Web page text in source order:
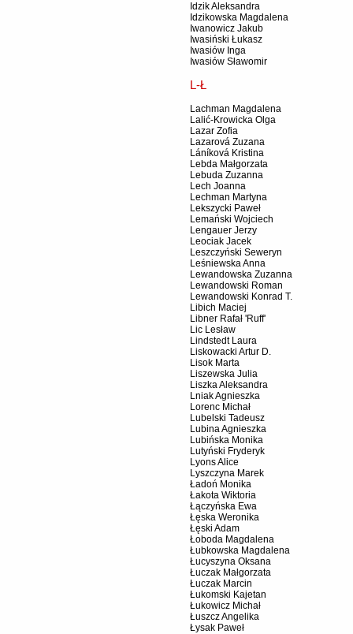
Idzik Aleksandra
Idzikowska Magdalena
Iwanowicz Jakub
Iwasiński Łukasz
Iwasiów Inga
Iwasiów Sławomir
L-Ł
Lachman Magdalena
Lalić-Krowicka Olga
Lazar Zofia
Lazarová Zuzana
Láníková Kristina
Lebda Małgorzata
Lebuda Zuzanna
Lech Joanna
Lechman Martyna
Lekszycki Paweł
Lemański Wojciech
Lengauer Jerzy
Leociak Jacek
Leszczyński Seweryn
Leśniewska Anna
Lewandowska Zuzanna
Lewandowski Roman
Lewandowski Konrad T.
Libich Maciej
Libner Rafał 'Ruff'
Lic Lesław
Lindstedt Laura
Liskowacki Artur D.
Lisok Marta
Liszewska Julia
Liszka Aleksandra
Lniak Agnieszka
Lorenc Michał
Lubelski Tadeusz
Lubina Agnieszka
Lubińska Monika
Lutyński Fryderyk
Lyons Alice
Lyszczyna Marek
Ładoń Monika
Łakota Wiktoria
Łączyńska Ewa
Łęska Weronika
Łęski Adam
Łoboda Magdalena
Łubkowska Magdalena
Łucyszyna Oksana
Łuczak Małgorzata
Łuczak Marcin
Łukomski Kajetan
Łukowicz Michał
Łuszcz Angelika
Łysak Paweł